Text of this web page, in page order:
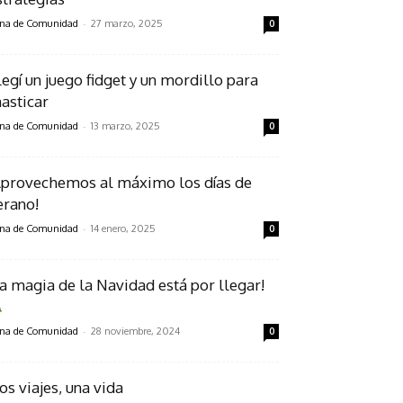
de Comunidad - 27 marzo, 2025 0
un juego fidget y un mordillo para
de Comunidad - 13 marzo, 2025 0
al máximo los días de
de Comunidad - 14 enero, 2025 0
magia de la Navidad está por llegar!
de Comunidad - 28 noviembre, 2024 0
viajes, una vida